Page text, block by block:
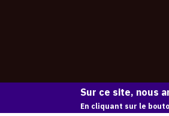
Sur ce site, nous
En cliquant sur le